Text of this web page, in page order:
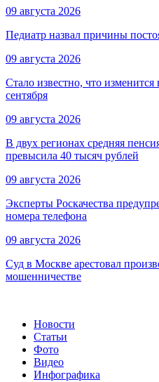
09 августа 2026
Педиатр назвал причины
09 августа 2026
Стало известно, что
сентября
09 августа 2026
В двух регионах средняя
превысила 40 тысяч рублей
09 августа 2026
Эксперты Роскачества
номера телефона
09 августа 2026
Суд в Москве арестовал
мошенничестве
Новости
Статьи
Фото
Видео
Инфографика